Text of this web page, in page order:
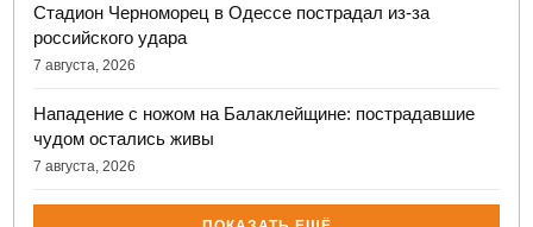
Стадион Черноморец в Одессе пострадал из-за
российского удара
7 августа, 2026
Нападение с ножом на Балаклейщине: пострадавшие
чудом остались живы
7 августа, 2026